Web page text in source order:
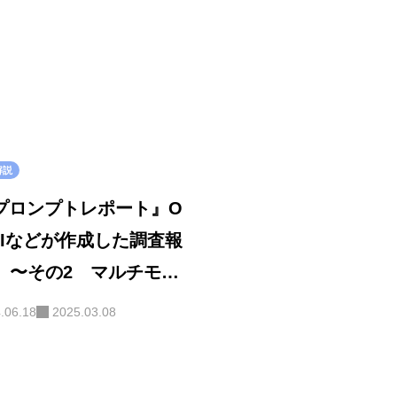
説
ロンプトレポート』O
どが作成した調査報
その2 マルチモー
エージェント〜
2025.03.08